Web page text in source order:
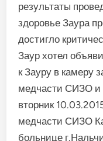
результаты
здоровье Заура
достигло
Заур хотел
к Зауру в камеру
медчасти СИЗО и
вторник
медчасти СИЗО
больнице